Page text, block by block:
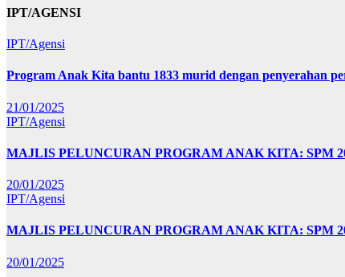
IPT/AGENSI
IPT/Agensi
Program Anak Kita bantu 1833 murid dengan penyerahan
21/01/2025
IPT/Agensi
MAJLIS PELUNCURAN PROGRAM ANAK KITA: SPM
20/01/2025
IPT/Agensi
MAJLIS PELUNCURAN PROGRAM ANAK KITA: SPM
20/01/2025